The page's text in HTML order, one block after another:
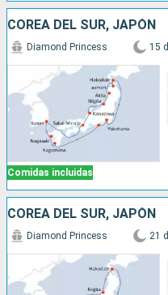
COREA DEL SUR, JAPÓN
Comidas incluidas
Diamond Princess 15 d
COREA DEL SUR, JAPÓN
Diamond Princess 21 d